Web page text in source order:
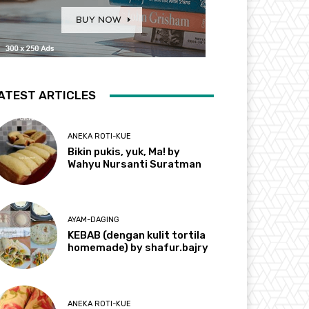
ARTICLES
ANEKA ROTI-KUE
Bikin pukis, yuk, Ma! by
Wahyu Nursanti Suratman
AYAM-DAGING
KEBAB (dengan kulit tortila
homemade) by shafur.bajry
ANEKA ROTI-KUE